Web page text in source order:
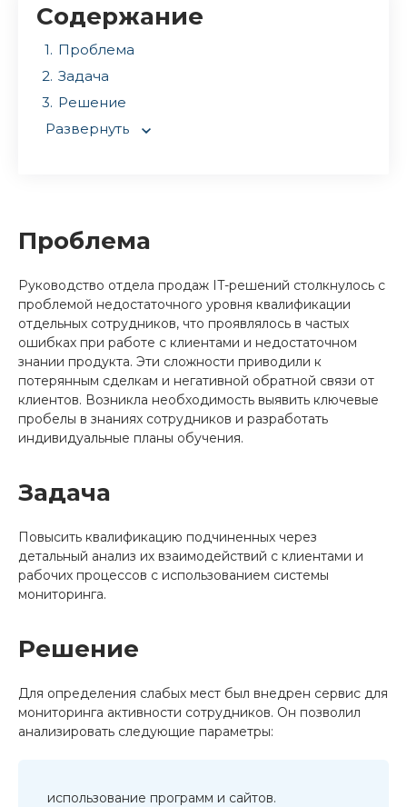
Содержание
Проблема
Задача
Решение
Развернуть
Проблема
Руководство отдела продаж IT-решений столкнулось с
проблемой недостаточного уровня квалификации
отдельных сотрудников, что проявлялось в частых
ошибках при работе с клиентами и недостаточном
знании продукта. Эти сложности приводили к
потерянным сделкам и негативной обратной связи от
клиентов. Возникла необходимость выявить ключевые
пробелы в знаниях сотрудников и разработать
индивидуальные планы обучения.
Задача
Повысить квалификацию подчиненных через
детальный анализ их взаимодействий с клиентами и
рабочих процессов с использованием системы
мониторинга.
Решение
Для определения слабых мест был внедрен сервис для
мониторинга активности сотрудников. Он позволил
анализировать следующие параметры:
использование программ и сайтов.